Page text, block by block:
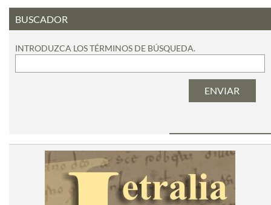
BUSCADOR
INTRODUZCA LOS TÉRMINOS DE BÚSQUEDA.